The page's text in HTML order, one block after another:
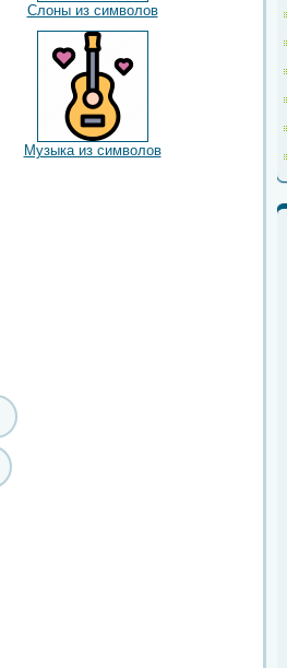
Слоны из символов
Музыка из символов